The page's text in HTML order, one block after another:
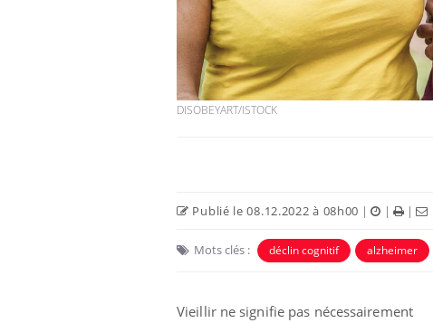
DISOBEYART/ISTOCK
Publié le 08.12.2022 à 08h00 | | |
Mots clés : déclin cognitif alzheimer
Vieillir ne signifie pas nécessairement
expliquer ma maladieYoutube prévenir